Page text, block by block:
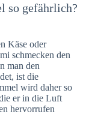
– Ihr
so gefährlich?
Käse oder
schmecken den
man den
ist die
wird daher so
er in die Luft
hervorrufen